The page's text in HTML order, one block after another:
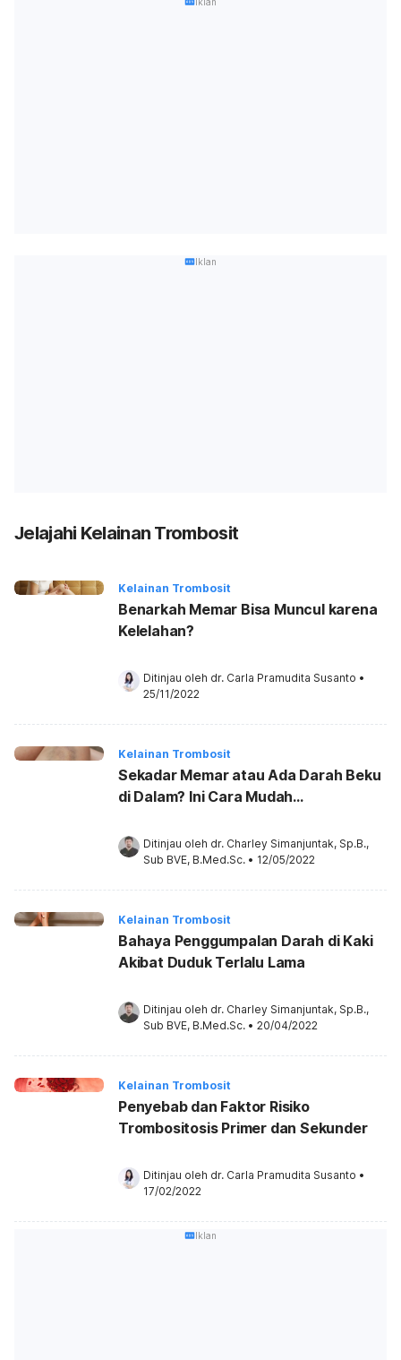
Iklan
Jelajahi Kelainan Trombosit
Kelainan Trombosit
Benarkah Memar Bisa Muncul karena
Kelelahan?
Ditinjau oleh dr. Carla Pramudita Susanto •
25/11/2022
Kelainan Trombosit
Sekadar Memar atau Ada Darah Beku
di Dalam? Ini Cara Mudah
Ditinjau oleh dr. Charley Simanjuntak, Sp.B.,
Sub BVE, B.Med.Sc. • 12/05/2022
Kelainan Trombosit
Bahaya Penggumpalan Darah di Kaki
Akibat Duduk Terlalu Lama
Ditinjau oleh dr. Charley Simanjuntak, Sp.B.,
Sub BVE, B.Med.Sc. • 20/04/2022
Kelainan Trombosit
Penyebab dan Faktor Risiko
Trombositosis Primer dan Sekunder
Ditinjau oleh dr. Carla Pramudita Susanto •
17/02/2022
Iklan